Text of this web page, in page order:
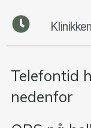
Telefontid
nedenfor